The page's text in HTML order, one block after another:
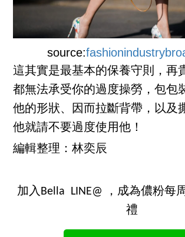
source:
這其實是最基本的保養守則，再
都無法承受你的過度操勞，包包
他的形狀、因而拉斷背帶，以及
他就請不要過度使用他！
編輯整理：林奕辰
加入Bella LINE@ ，成為儂粉每
禮